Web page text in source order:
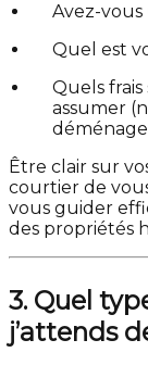
Avez-
Quel est
Quels
assumer
Être clair sur
courtier de
vous guider
des propriétés
3. Quel
j’attends